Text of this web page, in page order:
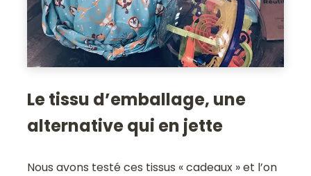
Le tissu d’emballage, une
alternative qui en jette
Nous avons testé ces tissus « cadeaux » et l’on